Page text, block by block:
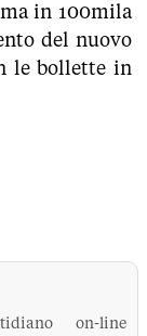
in 100mila
del nuovo
le bollette in
on-line